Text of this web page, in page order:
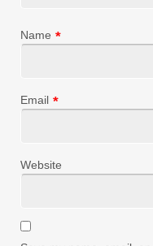
Name *
Email *
Website